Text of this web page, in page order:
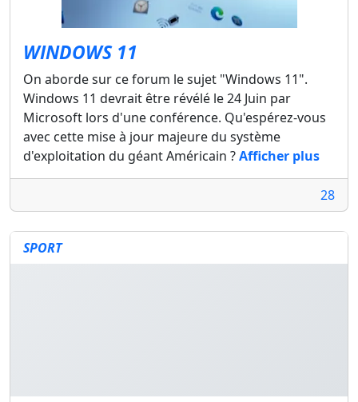
WINDOWS 11
On aborde sur ce forum le sujet "Windows 11".
Windows 11 devrait être révélé le 24 Juin par
Microsoft lors d'une conférence. Qu'espérez-vous
avec cette mise à jour majeure du système
d'exploitation du géant Américain ?Afficher plus
28
SPORT